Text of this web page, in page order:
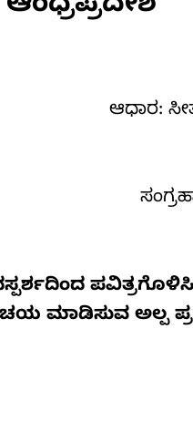
ಆಧಾರ:
ಮಾಡಿಸುವ ಅಲ್ಪ